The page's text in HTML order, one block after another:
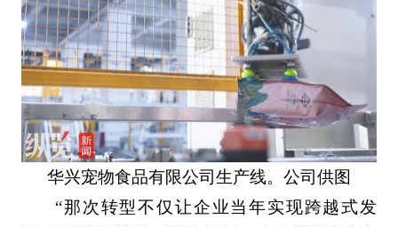
华兴宠物食品有限公司生产线。公司供图
“那次转型不仅让企业当年实现跨越式发